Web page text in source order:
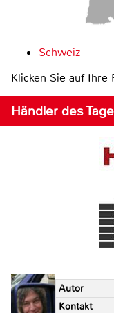
Schweiz
Klicken Sie auf Ihre
Händler des
Autor
Kontakt